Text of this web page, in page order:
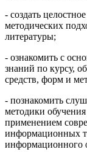
- создать
методических
литературы;
- ознакомить с
знаний по курсу,
средств, форм и
- познакомить
методики
применением
информационных
информационного